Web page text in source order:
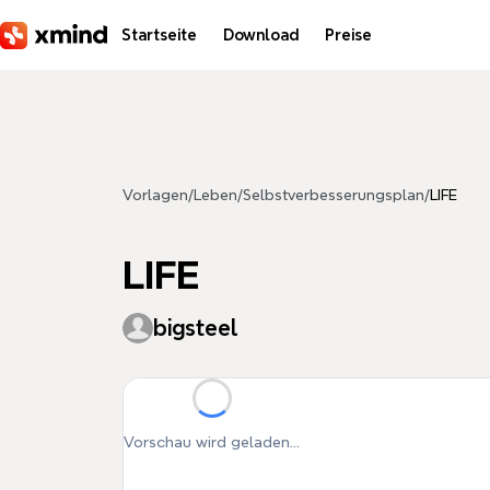
Startseite Download Preise
Vorlagen/ Leben/Selbstverbesserungsplan/LIFE
LIFE
bigsteel
Vorschau wird geladen...